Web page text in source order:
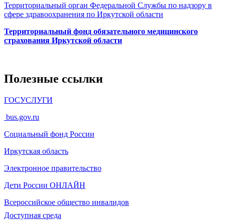
Территориальный орган Федеральной Службы по надзору в
сфере здравоохранения по Иркутской области
Территориальный фонд обязательного медицинского
страхования Иркутской области
Полезные ссылки
ГОСУСЛУГИ
bus.gov.ru
Социальный фонд России
Иркутская область
Электронное правительство
Дети России ОНЛАЙН
Всероссийское общество инвалидов
Доступная среда